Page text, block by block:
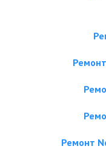
Ремонт